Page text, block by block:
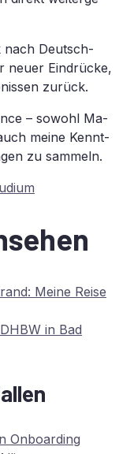
nach Deutsch­
neu­er Ein­drü­cke,
zurück.
– so­wohl Ma­
mei­ne Kennt­
zu sammeln.
Mei­ne Rei­se
DHBW in Bad